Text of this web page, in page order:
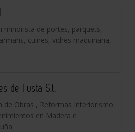
minorista de portes, parquets,
cuines, vidres maquinaria,
de Fusta S.l.
de Obras , Reformas Interiorismo
en Madera e